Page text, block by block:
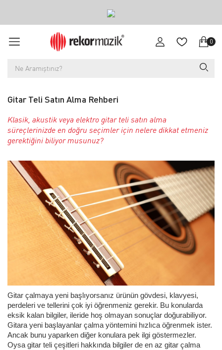
0
Gitar Teli Satın Alma Rehberi
Klasik, akustik veya elektro gitar teli satın alma
süreçlerinizde en doğru seçimler için nelere dikkat etmeniz
gerektiğini biliyor musunuz?
Gitar çalmaya yeni başlıyorsanız ürünün gövdesi, klavyesi,
perdeleri ve tellerini çok iyi öğrenmeniz gerekir. Bu konularda
eksik kalan bilgiler, ileride hoş olmayan sonuçlar doğurabiliyor.
Gitara yeni başlayanlar çalma yöntemini hızlıca öğrenmek ister.
Ancak bunu yaparken diğer konulara pek ilgi göstermezler.
Oysa gitar teli çeşitleri hakkında bilgiler de en az gitar çalma